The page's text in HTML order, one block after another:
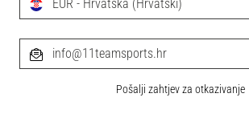
EUR - Hrvatska (Hrvatski)
info@11teamsports.hr
Pošalji zahtjev za otkazivanje